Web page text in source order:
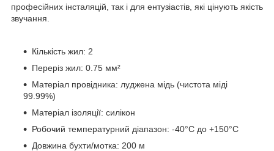
професійних інсталяцій, так і для ентузіастів, які цінують якість
звучання.
Кількість жил: 2
Переріз жил: 0.75 мм²
Матеріал провідника: луджена мідь (чистота міді
99.99%)
Матеріал ізоляції: силікон
Робочий температурний діапазон: -40°C до +150°C
Довжина бухти/мотка: 200 м